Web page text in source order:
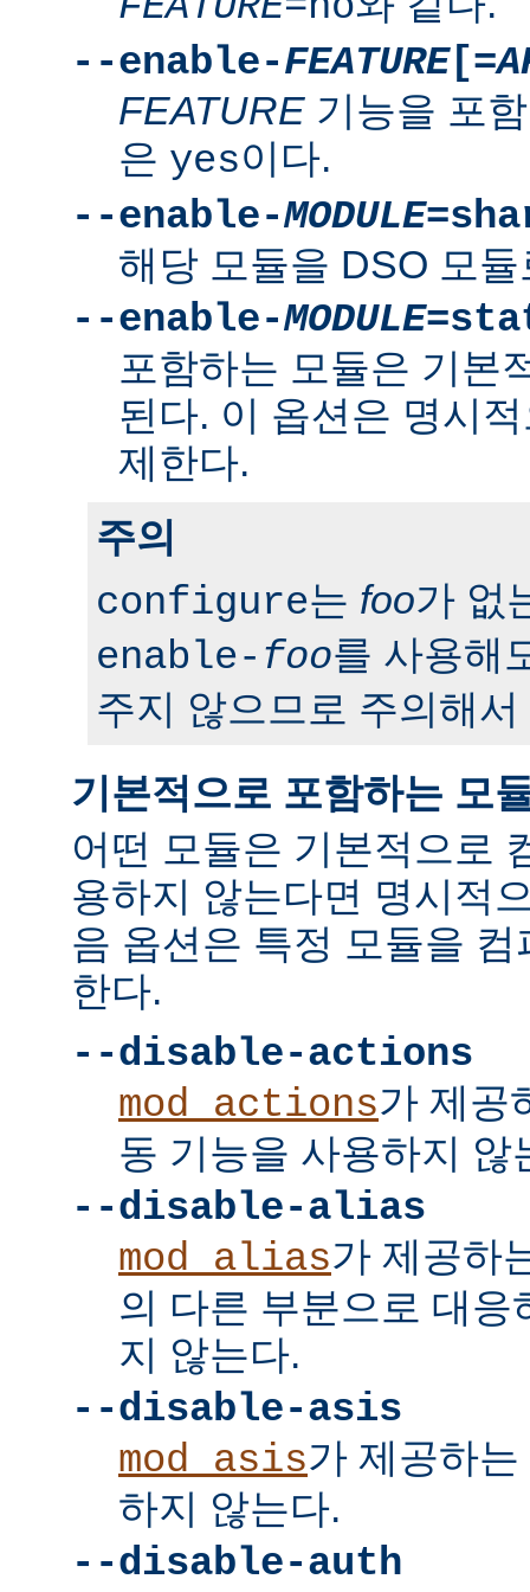
--enable-FEATURE[=
FEATURE 기능을 포
은 yes이다.
--enable-MODULE
해당 모듈을 DSO 모
--enable-MODULE
포함하는 모듈은 기본
된다. 이 옵션은 명시
제한다.
주의
configure는 foo가 없
enable- foo를 사용해
주지 않으므로 주의해
기본적으로 포함하는 모
어떤 모듈은 기본적으로
용하지 않는다면 명시적
음 옵션은 특정 모듈을
한다.
--disable-actions
mod_actions가 제공
동 기능을 사용하지 않
--disable-alias
mod_alias가 제공하
의 다른 부분으로 대응
지 않는다.
--disable-asis
mod_asis가 제공하
하지 않는다.
--disable-auth